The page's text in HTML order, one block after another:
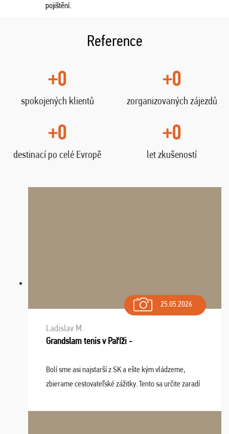
pojištění.
Reference
+0
spokojených klientů
+0
zorganizovaných zájezdů
+0
destinací po celé Evropě
+0
let zkušeností
25.05.2026
Ladislav M.
Grandslam tenis v Paříži -
Bolí sme asi najstarší z SK a ešte kým vládzeme,
zbierame cestovateľské zážitky. Tento sa určite zaradí
osudu - pohodový šefík Meďo, dobrá parti ...